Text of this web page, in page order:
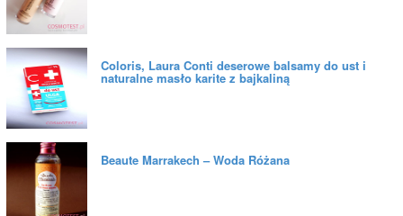
Coloris, Laura Conti deserowe balsamy do ust i
naturalne masło karite z bajkaliną
Beaute Marrakech – Woda Różana